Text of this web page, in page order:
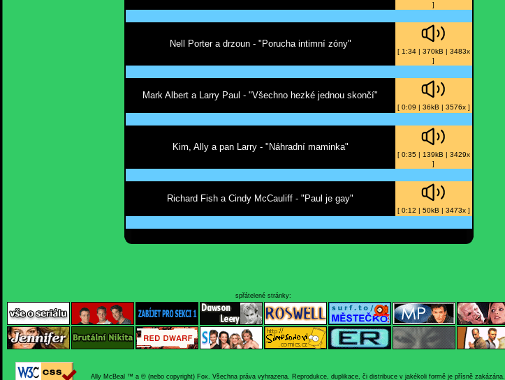
]
Nell Porter a drzoun - "Porucha intimní zóny"
[ 1:34 | 370kB | 3483x
]
Mark Albert a Larry Paul - "Všechno hezké jednou skončí"
[ 0:09 | 36kB | 3576x ]
Kim, Ally a pan Larry - "Náhradní maminka"
[ 0:35 | 139kB | 3429x
]
Richard Fish a Cindy McCauliff - "Paul je gay"
[ 0:12 | 50kB | 3473x ]
spřátelené stránky:
Ally McBeal ™ a © (nebo copyright) Fox. Všechna práva vyhrazena. Reprodukce, duplikace, či distribuce v jakékoli formě je přísně zakázána.